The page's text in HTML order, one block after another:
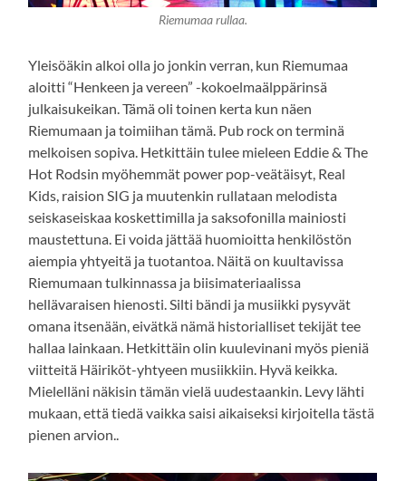
Riemumaa rullaa.
Yleisöäkin alkoi olla jo jonkin verran, kun Riemumaa
aloitti “Henkeen ja vereen” -kokoelmaälppärinsä
julkaisukeikan. Tämä oli toinen kerta kun näen
Riemumaan ja toimiihan tämä. Pub rock on terminä
melkoisen sopiva. Hetkittäin tulee mieleen Eddie & The
Hot Rodsin myöhemmät power pop-veätäisyt, Real
Kids, raision SIG ja muutenkin rullataan melodista
seiskaseiskaa koskettimilla ja saksofonilla mainiosti
maustettuna. Ei voida jättää huomioitta henkilöstön
aiempia yhtyeitä ja tuotantoa. Näitä on kuultavissa
Riemumaan tulkinnassa ja biisimateriaalissa
hellävaraisen hienosti. Silti bändi ja musiikki pysyvät
omana itsenään, eivätkä nämä historialliset tekijät tee
hallaa lainkaan. Hetkittäin olin kuulevinani myös pieniä
viitteitä Häiriköt-yhtyeen musiikkiin. Hyvä keikka.
Mielelläni näkisin tämän vielä uudestaankin. Levy lähti
mukaan, että tiedä vaikka saisi aikaiseksi kirjoitella tästä
pienen arvion..